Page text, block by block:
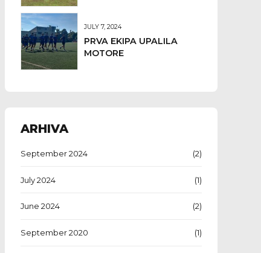
JULY 7, 2024
PRVA EKIPA UPALILA
MOTORE
ARHIVA
September 2024 (2)
July 2024 (1)
June 2024 (2)
September 2020 (1)